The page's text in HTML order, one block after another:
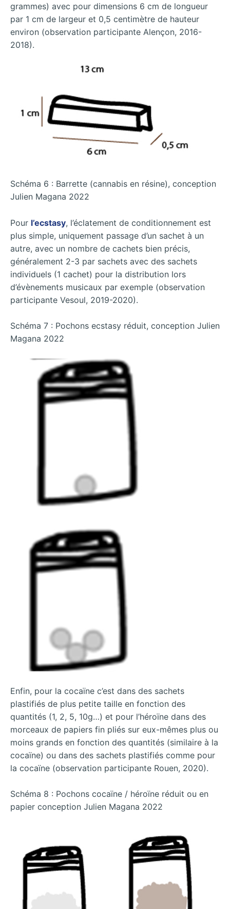
grammes) avec pour dimensions 6 cm de longueur
par 1 cm de largeur et 0,5 centimètre de hauteur
environ (observation participante Alençon, 2016-
2018).
Schéma 6 : Barrette (cannabis en résine), conception
Julien Magana 2022
Pour l’ecstasy, l’éclatement de conditionnement est
plus simple, uniquement passage d’un sachet à un
autre, avec un nombre de cachets bien précis,
généralement 2-3 par sachets avec des sachets
individuels (1 cachet) pour la distribution lors
d’évènements musicaux par exemple (observation
participante Vesoul, 2019-2020).
Schéma 7 : Pochons ecstasy réduit, conception Julien
Magana 2022
Enfin, pour la cocaïne c’est dans des sachets
plastifiés de plus petite taille en fonction des
quantités (1, 2, 5, 10g…) et pour l’héroïne dans des
morceaux de papiers fin pliés sur eux-mêmes plus ou
moins grands en fonction des quantités (similaire à la
cocaïne) ou dans des sachets plastifiés comme pour
la cocaïne (observation participante Rouen, 2020).
Schéma 8 : Pochons cocaïne / héroïne réduit ou en
papier conception Julien Magana 2022